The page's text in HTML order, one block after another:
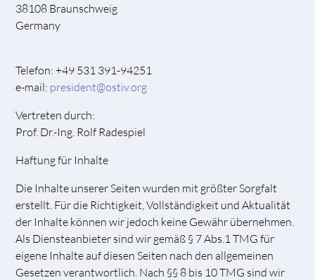
38108 Braunschweig
Germany
Telefon: +49 531 391-94251
e-mail: president@ostiv.org
Vertreten durch:
Prof. Dr.-Ing. Rolf Radespiel
Haftung für Inhalte
Die Inhalte unserer Seiten wurden mit größter Sorgfalt
erstellt. Für die Richtigkeit, Vollständigkeit und Aktualität
der Inhalte können wir jedoch keine Gewähr übernehmen.
Als Diensteanbieter sind wir gemäß § 7 Abs.1 TMG für
eigene Inhalte auf diesen Seiten nach den allgemeinen
Gesetzen verantwortlich. Nach §§ 8 bis 10 TMG sind wir